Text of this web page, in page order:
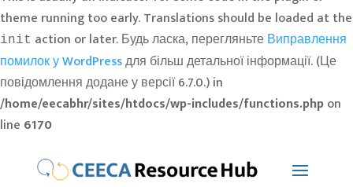
theme running too early. Translations should be loaded at the
init action or later. Будь ласка, перегляньтеВиправлення
помилок у WordPressдля більш детальної інформації. (Це
повідомлення додане у версії 6.7.0.) in
/home/eecabhr/sites/htdocs/wp-includes/functions.php on
line 6170